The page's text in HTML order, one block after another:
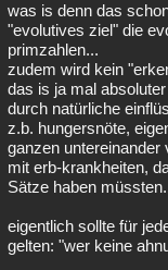
was is denn das
"evolutives ziel" die
primzahlen...
zudem wird kein
das is ja mal
durch natürliche
z.b. hungersnöte,
ganzen untereinander
mit erb-krankheiten,
Sätze haben
eigentlich sollte für
gelten: "wer keine